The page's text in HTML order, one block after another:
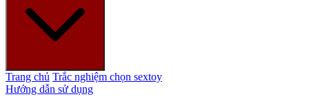
Trang chủ Trắc nghiệm chọn sextoy
Hướng dẫn sử dụng